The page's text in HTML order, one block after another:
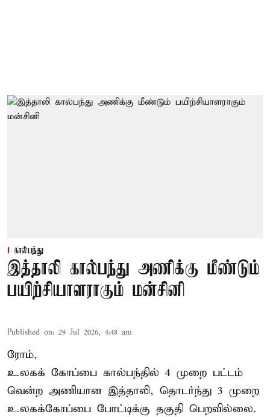
கால்பந்து
இத்தாலி கால்பந்து அணிக்கு மீண்டும்
பயிற்சியாளராகும் மன்சினி
Published on: 29 Jul 2026, 4:48 am
ரோம்,
உலகக் கோப்பை கால்பந்தில் 4 முறை பட்டம்
வென்ற அணியான இத்தாலி, தொடர்ந்து 3 முறை
உலகக்கோப்பை போட்டிக்கு தகுதி பெறவில்லை.